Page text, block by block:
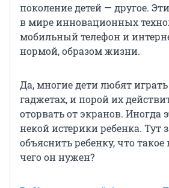
поколение детей — другое.
в мире инновационных
мобильный телефон и
нормой, образом жизни.
Да, многие дети любят
гаджетах, и порой их
оторвать от экранов. Иногда
некой истерики ребенка. Тут
объяснить ребенку, что
чего он нужен?